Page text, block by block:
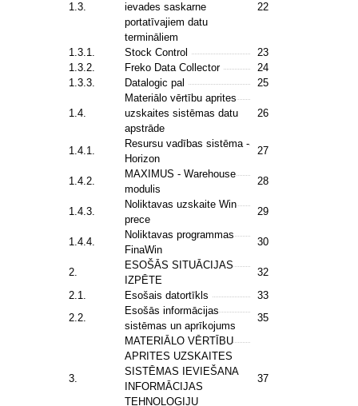
1.3.
ievades saskarne
portatīvajiem datu
termināliem
22
1.3.1. Stock Control
23
1.3.2.
Freko Data Collector
24
1.3.3.
Datalogic pal 25
1.4.
Materiālo vērtību aprites
uzskaites sistēmas datu
apstrāde
26
1.4.1.
Resursu vadības sistēma -
Horizon
27
1.4.2.
MAXIMUS - Warehouse
modulis
28
1.4.3.
Noliktavas uzskaite Win
prece
29
1.4.4.
Noliktavas programmas
FinaWin
30
2.
ESOŠĀS SITUĀCIJAS
IZPĒTE
32
2.1.
Esošais datortīkls
33
2.2.
Esošās informācijas
sistēmas un aprīkojums
35
3.
MATERIĀLO VĒRTĪBU
APRITES UZSKAITES
SISTĒMAS IEVIEŠANA
INFORMĀCIJAS
TEHNOLOĢIJU
37